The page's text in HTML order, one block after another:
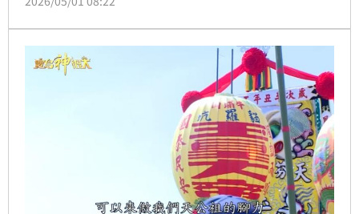
做好事，都是百無禁忌，唯一不宜殺生，因為上天有好
生之德。